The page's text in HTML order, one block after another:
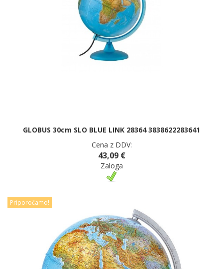
GLOBUS 30cm SLO BLUE LINK 28364 3838622283641
Cena z DDV:
43,09 €
Zaloga
Priporočamo!